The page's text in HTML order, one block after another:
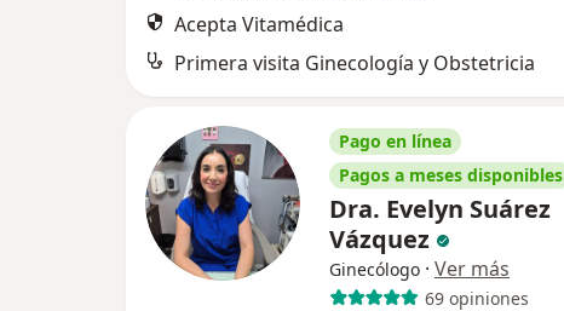
Acepta Vitamédica
Primera visita Ginecología y Obstetricia
Pago en línea
Pagos a meses disponibles
Dra. Evelyn Suárez
Vázquez
Ginecólogo · Ver más
69 opiniones